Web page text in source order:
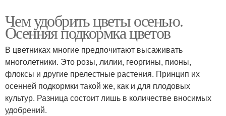
Чем удобрить цветы осенью.
Осенняя подкормка цветов
В цветниках многие предпочитают высаживать
многолетники. Это розы, лилии, георгины, пионы,
флоксы и другие прелестные растения. Принцип их
осенней подкормки такой же, как и для плодовых
культур. Разница состоит лишь в количестве вносимых
удобрений.